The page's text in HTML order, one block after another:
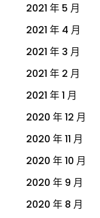
2021 年 5 月
2021 年 4 月
2021 年 3 月
2021 年 2 月
2021 年 1 月
2020 年 12 月
2020 年 11 月
2020 年 10 月
2020 年 9 月
2020 年 8 月